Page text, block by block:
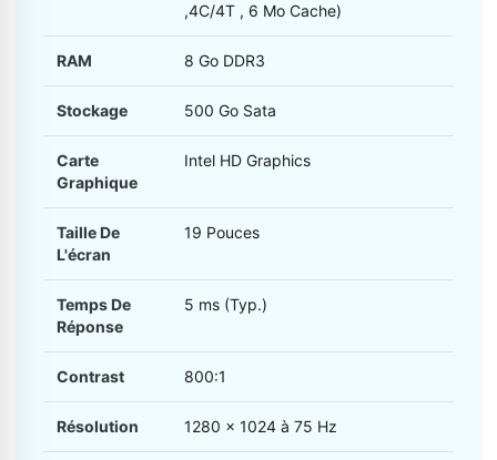
,4C/4T , 6 Mo Cache)
RAM 8 Go DDR3
Stockage 500 Go Sata
Carte
Graphique
Intel HD Graphics
Taille De
L'écran
19 Pouces
Temps De
Réponse
5 ms (Typ.)
Contrast 800:1
Résolution 1280 x 1024 à 75 Hz